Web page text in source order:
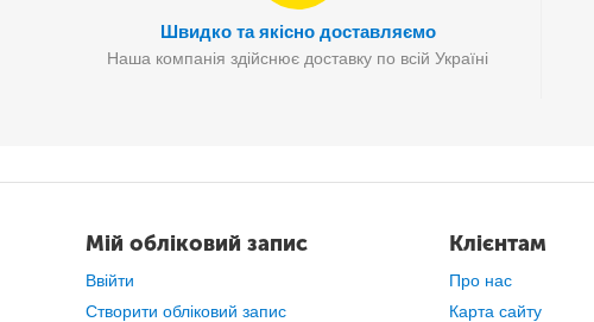
відпарювач для одягу та штор;
Швидко та якісно доставляємо
Наша компанія здійснює доставку по всій Україні
Мій обліковий запис
Ввійти
Створити обліковий запис
Клієнтам
Про нас
Карта сайту